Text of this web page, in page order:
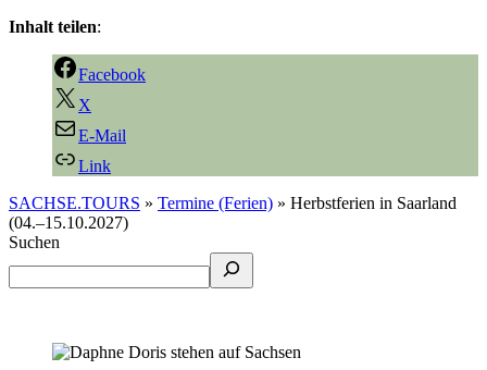
Inhalt teilen:
Facebook
X
E-Mail
Link
SACHSE.TOURS » Termine (Ferien) » Herbstferien in Saarland
(04.–15.10.2027)
Suchen